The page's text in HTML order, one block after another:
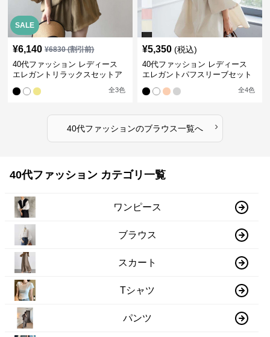
SALE
¥6,140 ¥6830(割引前)
40代ファッション レディース
エレガントリラックスセットア
全3色
¥5,350 (税込)
40代ファッション レディース
エレガントパフスリーブセット
全4色
40代ファッションのブラウス一覧へ ›
40代ファッション カテゴリ一覧
ワンピース
ブラウス
スカート
Tシャツ
パンツ